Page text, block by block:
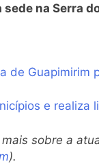
na Serra
de Guapimirim
e realiza
sobre a
).